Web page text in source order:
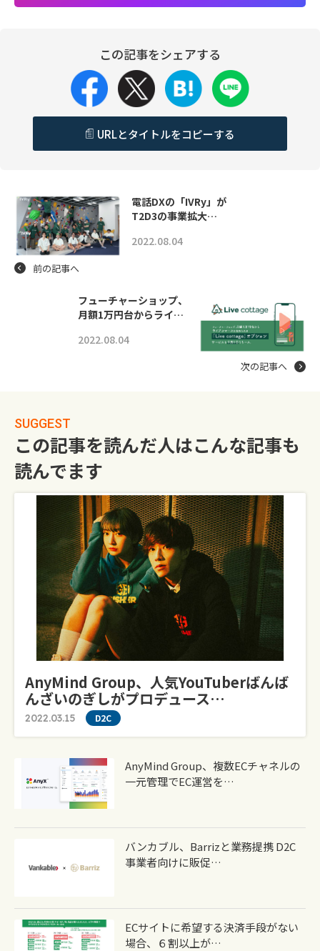
この記事をシェアする
URLとタイトルをコピーする
電話DXの「IVRy」が
T2D3の事業拡大…
2022.08.04
前の記事へ
フューチャーショップ、
月額1万円台からライ…
2022.08.04
次の記事へ
SUGGEST
この記事を読んだ人はこんな記事も
読んでます
AnyMind Group、人気YouTuberばんば
んざいのぎしがプロデュース…
2022.03.15 D2C
AnyMind Group、複数ECチャネルの
一元管理でEC運営を…
バンカブル、Barrizと業務提携 D2C
事業者向けに販促…
ECサイトに希望する決済手段がない
場合、６割以上が…